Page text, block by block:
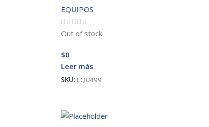
EQUIPOS
Out of stock
$0
Leer más
SKU: EQU499